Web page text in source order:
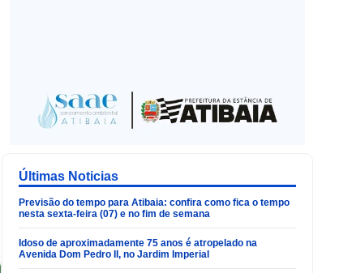
Últimas Noticias
Previsão do tempo para Atibaia: confira como fica o tempo
nesta sexta-feira (07) e no fim de semana
Idoso de aproximadamente 75 anos é atropelado na
Avenida Dom Pedro II, no Jardim Imperial